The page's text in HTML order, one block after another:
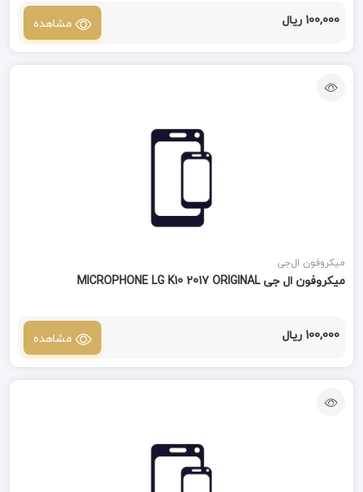
100,000 ریال مشاهده
میکروفون ال‌جی
میکروفون ال جی MICROPHONE LG K10 2017 ORIGINAL
100,000 ریال مشاهده